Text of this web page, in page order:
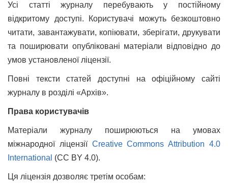
Усі статті журналу перебувають у постійному
відкритому доступі. Користувачі можуть безкоштовно
читати, завантажувати, копіювати, зберігати, друкувати
та поширювати опубліковані матеріали відповідно до
умов установленої ліцензії.
Повні тексти статей доступні на офіційному сайті
журналу в розділі «Архів».
Права користувачів
Матеріали журналу поширюються на умовах
міжнародної ліцензії Creative Commons Attribution 4.0
International (CC BY 4.0).
Ця ліцензія дозволяє третім особам: